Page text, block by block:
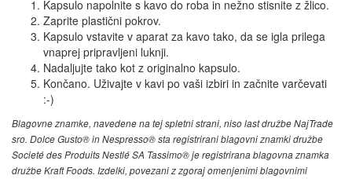
Kapsulo napolnite s kavo do roba in nežno stisnite z žlico.
Zaprite plastični pokrov.
Kapsulo vstavite v aparat za kavo tako, da se igla prilega
vnaprej pripravljeni luknji.
Nadaljujte tako kot z originalno kapsulo.
Končano. Uživajte v kavi po vaši izbiri in začnite varčevati
:-)
Blagovne znamke, navedene na tej spletni strani, niso last družbe NajTrade
sro. Dolce Gusto® in Nespresso® sta registrirani blagovni znamki družbe
Societé des Produits Nestlé SA Tassimo® je registrirana blagovna znamka
družbe Kraft Foods. Izdelki, povezani z zgoraj omenjenimi blagovnimi